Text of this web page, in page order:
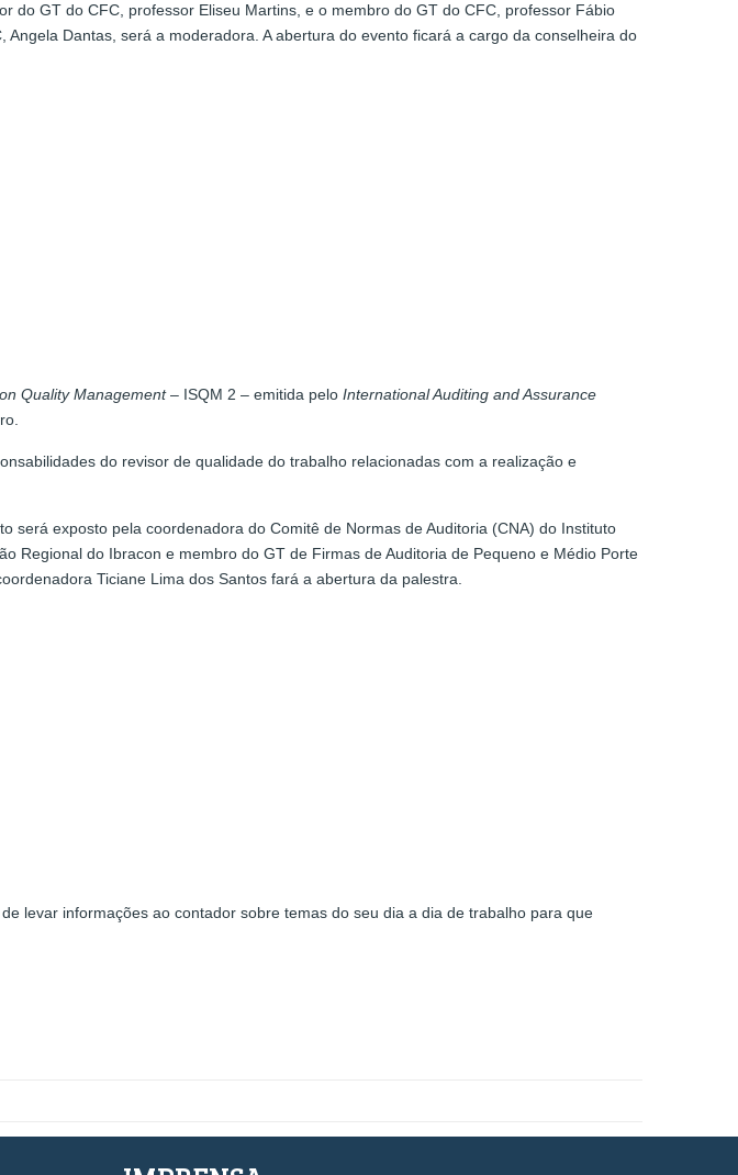
do GT do CFC, professor Eliseu Martins, e o membro do GT do CFC, professor Fábio
Dantas, será a moderadora. A abertura do evento ficará a cargo da conselheira do
Quality Management– ISQM 2 – emitida pelo International Auditing and Assurance
do revisor de qualidade do trabalho relacionadas com a realização e
será exposto pela coordenadora do Comitê de Normas de Auditoria (CNA) do Instituto
Regional do Ibracon e membro do GT de Firmas de Auditoria de Pequeno e Médio Porte
Ticiane Lima dos Santos fará a abertura da palestra.
levar informações ao contador sobre temas do seu dia a dia de trabalho para que